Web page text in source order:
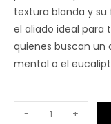
textura blanda y su
el aliado ideal para
quienes buscan un
mentol o el
- +